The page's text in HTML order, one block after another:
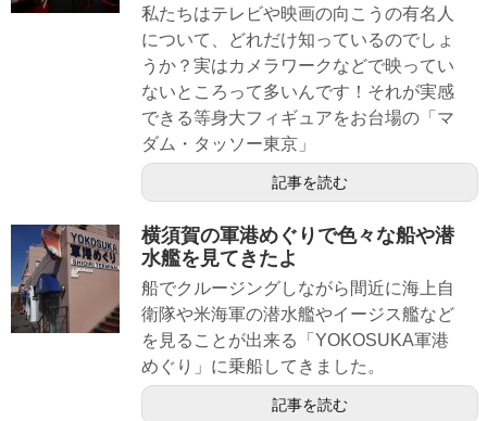
私たちはテレビや映画の向こうの有名人
について、どれだけ知っているのでしょ
うか？実はカメラワークなどで映ってい
ないところって多いんです！それが実感
できる等身大フィギュアをお台場の「マ
ダム・タッソー東京」
記事を読む
横須賀の軍港めぐりで色々な船や潜
水艦を見てきたよ
船でクルージングしながら間近に海上自
衛隊や米海軍の潜水艦やイージス艦など
を見ることが出来る「YOKOSUKA軍港
めぐり」に乗船してきました。
記事を読む